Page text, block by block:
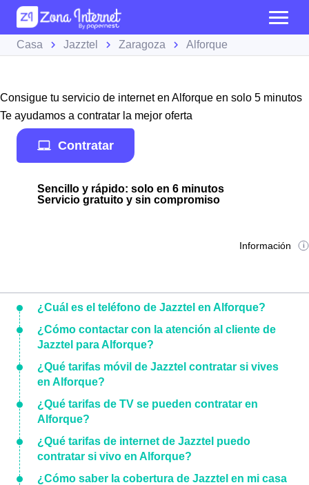
Casa Jazztel Zaragoza Alforque
Consigue tu servicio de internet en Alforque en solo 5 minutos
Te ayudamos a contratar la mejor oferta
Contratar
Sencillo y rápido: solo en 6 minutos
Servicio gratuito y sin compromiso
Información
¿Cuál es el teléfono de Jazztel en Alforque?
¿Cómo contactar con la atención al cliente de
Jazztel para Alforque?
¿Qué tarifas móvil de Jazztel contratar si vives
en Alforque?
¿Qué tarifas de TV se pueden contratar en
Alforque?
¿Qué tarifas de internet de Jazztel puedo
contratar si vivo en Alforque?
¿Cómo saber la cobertura de Jazztel en mi casa